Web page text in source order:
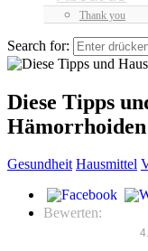
Thank you
Search for:
Diese Tipps
Hämorrhoiden
Gesundheit Hausmittel
Bewerten: